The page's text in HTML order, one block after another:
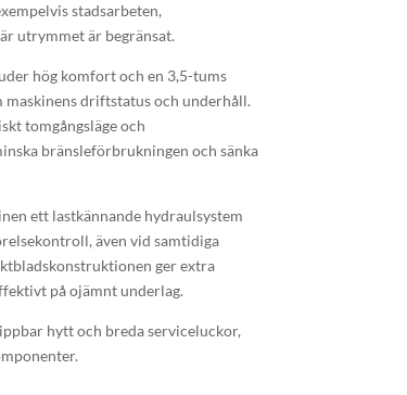
stadsarbeten,
utrymmet är begränsat.
hög komfort och en 3,5-tums
driftstatus och underhåll.
tomgångsläge och
bränsleförbrukningen och sänka
ett lastkännande hydraulsystem
även vid samtidiga
ger extra
på ojämnt underlag.
hytt och breda serviceluckor,